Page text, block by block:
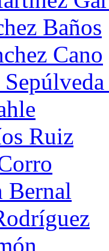
Baños
Cano
Ruiz
Bernal